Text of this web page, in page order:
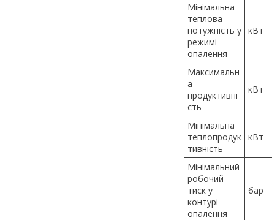
Мінімальна
теплова
потужність у
режимі
опалення
кВт
Максимальн
а
продуктивні
сть
кВт
Мінімальна
теплопродук
тивність
кВт
Мінімальний
робочий
тиск у
контурі
опалення
бар